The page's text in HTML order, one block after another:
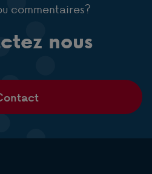
commentaires?
nous